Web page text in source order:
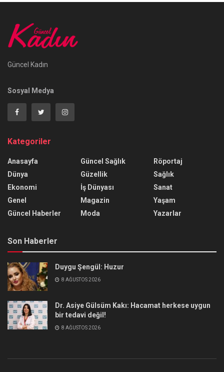
Güncel Kadın
Sosyal Medya
Kategoriler
Anasayfa
Dünya
Ekonomi
Genel
Güncel Haberler
Güncel Sağlık
Güzellik
İş Dünyası
Magazin
Moda
Röportaj
Sağlık
Sanat
Yaşam
Yazarlar
Son Haberler
Duygu Şengül: Huzur
8 AĞUSTOS 2026
Dr. Asiye Gülsüm Kakı: Hacamat herkese uygun
bir tedavi değil!
8 AĞUSTOS 2026